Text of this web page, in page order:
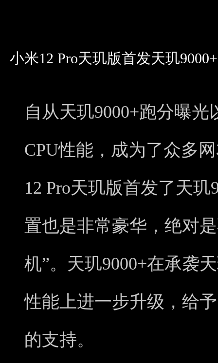
小米12 Pro天玑版首发天玑
自从天玑9000+跑分曝
CPU性能，成为了众多
12 Pro天玑版首发了天
置也是非常豪华，绝对
机”。天玑9000+在承袭
性能上进一步升级，给
的支持。